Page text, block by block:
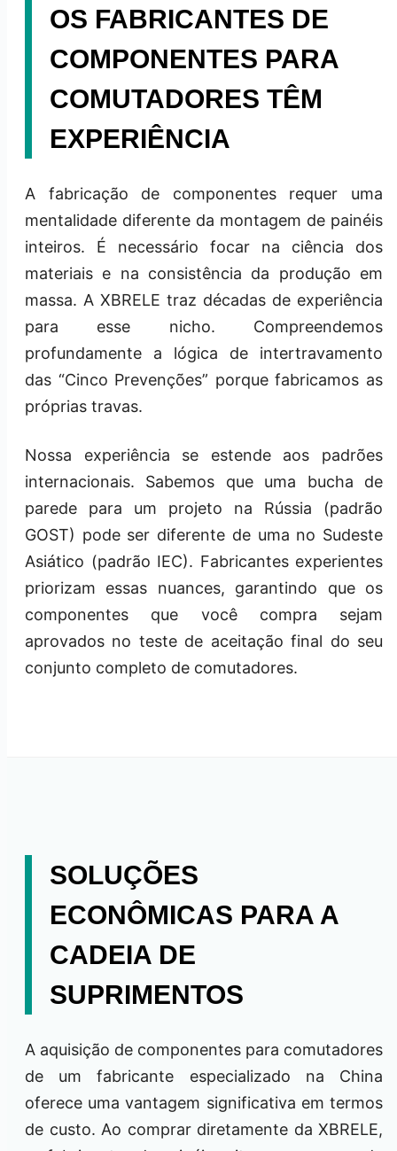
OS FABRICANTES DE
COMPONENTES PARA
COMUTADORES TÊM
EXPERIÊNCIA
A fabricação de componentes requer uma
mentalidade diferente da montagem de painéis
inteiros. É necessário focar na ciência dos
materiais e na consistência da produção em
massa. A XBRELE traz décadas de experiência
para esse nicho. Compreendemos
profundamente a lógica de intertravamento
das “Cinco Prevenções” porque fabricamos as
próprias travas.
Nossa experiência se estende aos padrões
internacionais. Sabemos que uma bucha de
parede para um projeto na Rússia (padrão
GOST) pode ser diferente de uma no Sudeste
Asiático (padrão IEC). Fabricantes experientes
priorizam essas nuances, garantindo que os
componentes que você compra sejam
aprovados no teste de aceitação final do seu
conjunto completo de comutadores.
SOLUÇÕES
ECONÔMICAS PARA A
CADEIA DE
SUPRIMENTOS
A aquisição de componentes para comutadores
de um fabricante especializado na China
oferece uma vantagem significativa em termos
de custo. Ao comprar diretamente da XBRELE,